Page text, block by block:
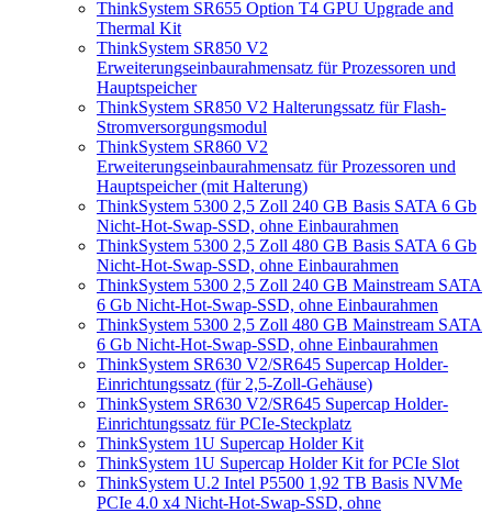
ThinkSystem SR655 Option T4 GPU Upgrade and
Thermal Kit
ThinkSystem SR850 V2
Erweiterungseinbaurahmensatz für Prozessoren und
Hauptspeicher
ThinkSystem SR850 V2 Halterungssatz für Flash-
Stromversorgungsmodul
ThinkSystem SR860 V2
Erweiterungseinbaurahmensatz für Prozessoren und
Hauptspeicher (mit Halterung)
ThinkSystem 5300 2,5 Zoll 240 GB Basis SATA 6 Gb
Nicht-Hot-Swap-SSD, ohne Einbaurahmen
ThinkSystem 5300 2,5 Zoll 480 GB Basis SATA 6 Gb
Nicht-Hot-Swap-SSD, ohne Einbaurahmen
ThinkSystem 5300 2,5 Zoll 240 GB Mainstream SATA
6 Gb Nicht-Hot-Swap-SSD, ohne Einbaurahmen
ThinkSystem 5300 2,5 Zoll 480 GB Mainstream SATA
6 Gb Nicht-Hot-Swap-SSD, ohne Einbaurahmen
ThinkSystem SR630 V2/SR645 Supercap Holder-
Einrichtungssatz (für 2,5‑Zoll-Gehäuse)
ThinkSystem SR630 V2/SR645 Supercap Holder-
Einrichtungssatz für PCIe-Steckplatz
ThinkSystem 1U Supercap Holder Kit
ThinkSystem 1U Supercap Holder Kit for PCIe Slot
ThinkSystem U.2 Intel P5500 1,92 TB Basis NVMe
PCIe 4.0 x4 Nicht-Hot-Swap-SSD, ohne